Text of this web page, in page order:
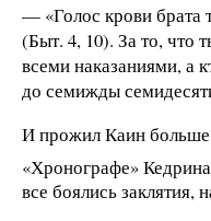
— «Голос крови брата
(Быт. 4, 10). За то, что
всеми наказаниями, а
до семижды
И прожил Каин больше
«Хронографе» Кедрина
все боялись заклятия,